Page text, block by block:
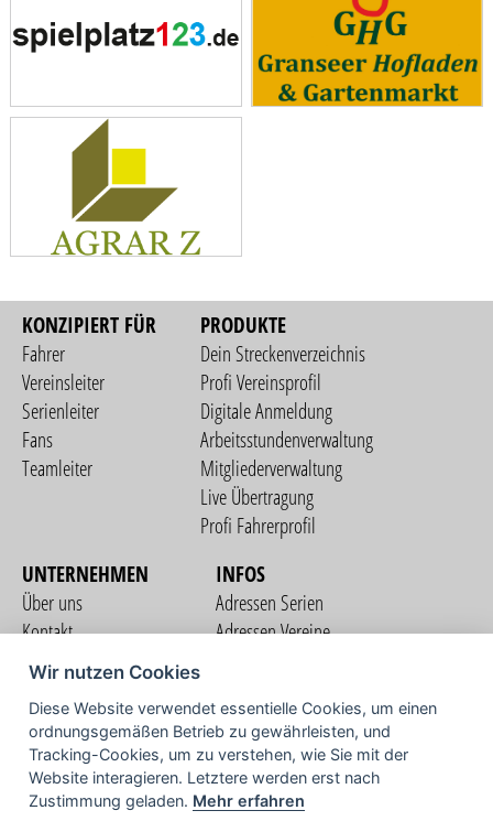
KONZIPIERT FÜR
Fahrer
Vereinsleiter
Serienleiter
Fans
Teamleiter
PRODUKTE
Dein Streckenverzeichnis
Profi Vereinsprofil
Digitale Anmeldung
Arbeitsstundenverwaltung
Mitgliederverwaltung
Live Übertragung
Profi Fahrerprofil
UNTERNEHMEN
Über uns
Kontakt
Nutzungsbedingungen
Datenschutzerklärung
Impressum
INFOS
Adressen Serien
Adressen Vereine
COMMUNITY
Wir nutzen Cookies
Diese Website verwendet essentielle Cookies, um einen
ordnungsgemäßen Betrieb zu gewährleisten, und
Tracking-Cookies, um zu verstehen, wie Sie mit der
Website interagieren. Letztere werden erst nach
Zustimmung geladen. Mehr erfahren